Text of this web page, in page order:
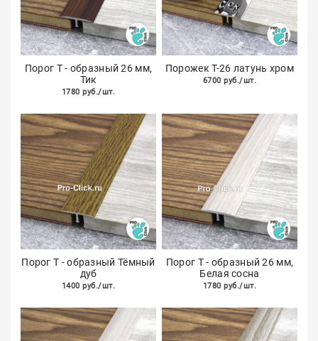
Порог Т - образный 26 мм,
Тик
1780 руб./шт.
Порожек Т-26 латунь хром
6700 руб./шт.
Порог Т - образный Тёмный
дуб
1400 руб./шт.
Порог Т - образный 26 мм,
Белая сосна
1780 руб./шт.